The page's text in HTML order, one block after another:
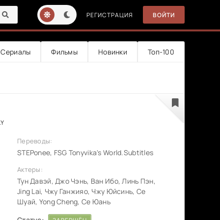
РЕГИСТРАЦИЯ ВОЙТИ
Сериалы Фильмы Новинки Топ-100
Переводы:
STEPonee, FSG Tonyvika's World.Subtitles
Актеры:
Тун Давэй, Джо Чэнь, Ван Ибо, Линь Пэн,
Jing Lai, Чжу Ганжияо, Чжу Юйсинь, Се
Шуай, Yong Cheng, Се Юань